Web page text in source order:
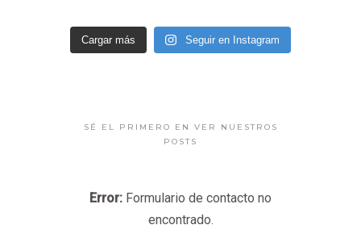
Cargar más Seguir en Instagram
SÉ EL PRIMERO EN VER NUESTROS
POSTS
Error: Formulario de contacto no
encontrado.